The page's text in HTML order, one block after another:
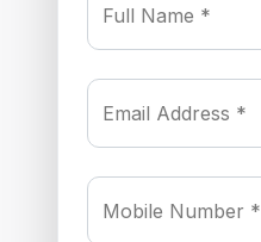
Full Name *
Email Address *
Mobile Number *